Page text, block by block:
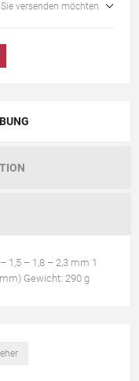
versenden möchten
1,5 – 1,8 – 2,3 mm 1
Gewicht: 290 g